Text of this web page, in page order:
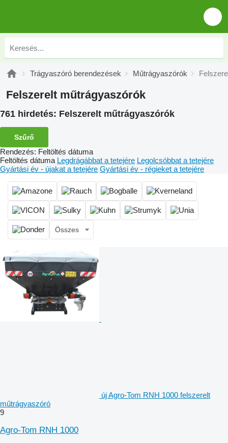
Trágyaszóró berendezések Műtrágyaszórók
Felszerelt műtrágyaszórók
761 hirdetés: Felszerelt műtrágyaszórók
Szűrő
Rendezés: Feltöltés dátuma
Feltöltés dátuma Legdrágábbat a tetejére Legolcsóbbat a tetejére
Gyártási év - újakat a tetejére Gyártási év - régieket a tetejére
Összes
új Agro-Tom RNH 1000 felszerelt
műtrágyaszóró
9
Agro-Tom RNH 1000